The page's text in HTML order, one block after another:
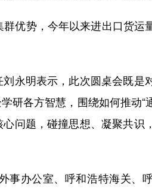
势，今年以来进出口货运
明表示，此次圆桌会既是
各方智慧，围绕如何推动“通
问题，碰撞思想、凝聚共识
办公室、呼和浩特海关、